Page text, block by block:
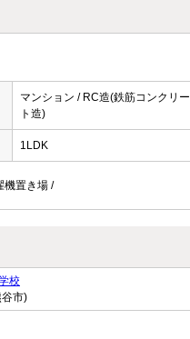
マンション / RC造(鉄筋コンクリー
ト造)
1LDK
機置き場 /
校
市)